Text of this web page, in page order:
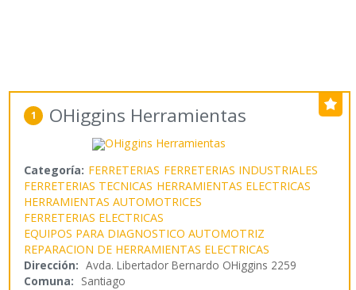
1 OHiggins Herramientas
Categoría: FERRETERIAS FERRETERIAS INDUSTRIALES
FERRETERIAS TECNICAS HERRAMIENTAS ELECTRICAS
HERRAMIENTAS AUTOMOTRICES
FERRETERIAS ELECTRICAS
EQUIPOS PARA DIAGNOSTICO AUTOMOTRIZ
REPARACION DE HERRAMIENTAS ELECTRICAS
Dirección: Avda. Libertador Bernardo OHiggins 2259
Comuna: Santiago